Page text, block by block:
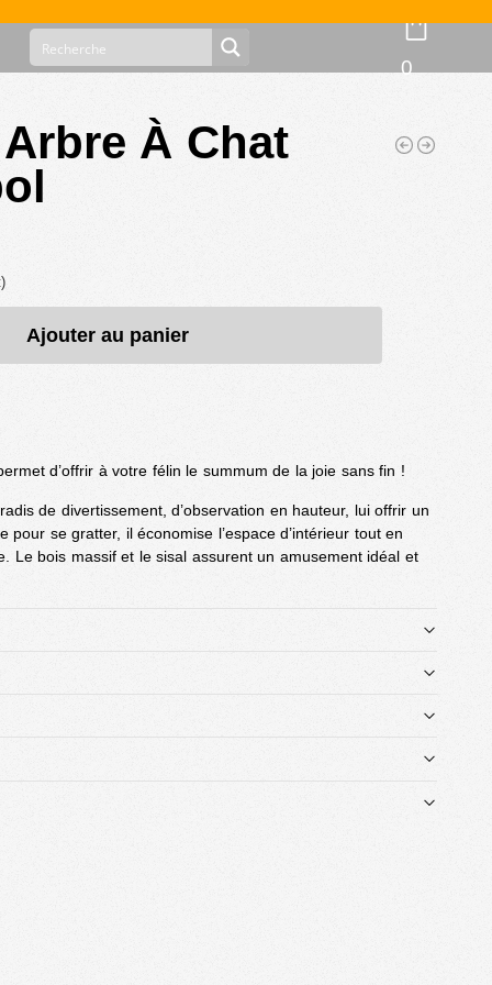
0
À Chat
Ajouter au panier
d’offrir à votre félin le summum de la joie sans fin !
de divertissement, d’observation en hauteur, lui offrir un
pour se gratter, il économise l’espace d’intérieur tout en
Le bois massif et le sisal assurent un amusement idéal et